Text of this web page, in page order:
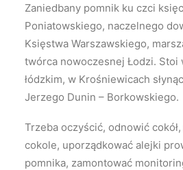
Zaniedbany pomnik ku czci
Poniatowskiego, naczelnego
Księstwa Warszawskiego,
twórca nowoczesnej Łodzi. Stoi
łódzkim, w Krośniewicach
Jerzego Dunin – Borkowskiego.
Trzeba oczyścić, odnowić
cokole, uporządkować alejki
pomnika, zamontować